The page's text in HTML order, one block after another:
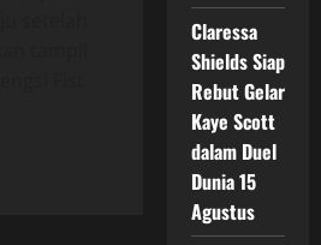
Claressa
Shields Siap
Rebut Gelar
Kaye Scott
dalam Duel
Dunia 15
Agustus